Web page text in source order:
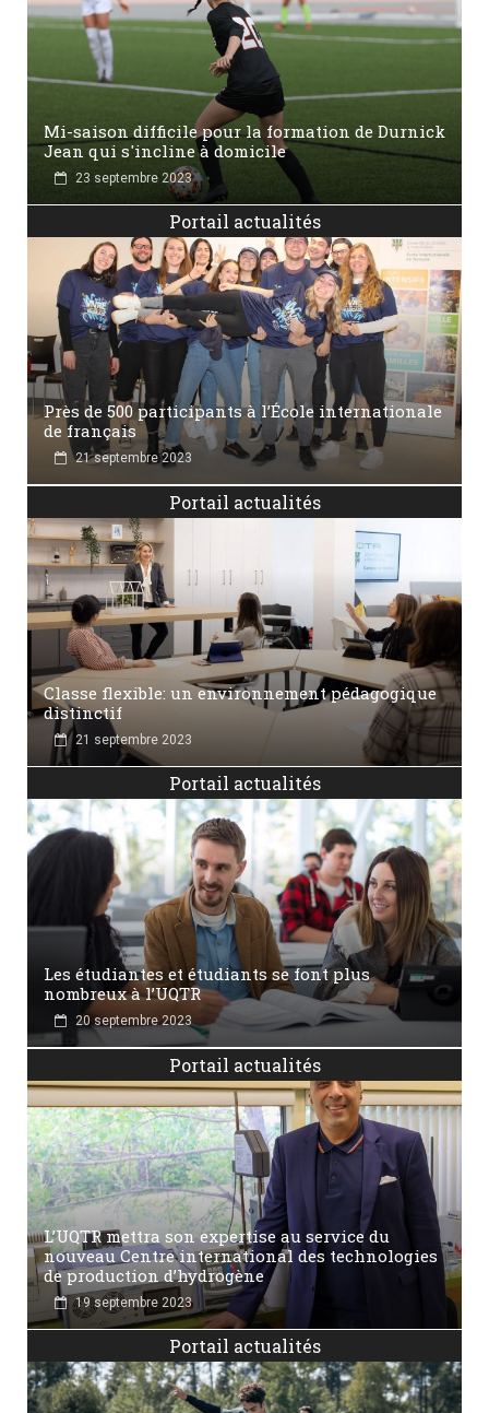
Mi-saison difficile pour la formation de Durnick
Jean qui s'incline à domicile
23 septembre 2023
Portail actualités
Près de 500 participants à l’École internationale
de français
21 septembre 2023
Portail actualités
Classe flexible: un environnement pédagogique
distinctif
21 septembre 2023
Portail actualités
Les étudiantes et étudiants se font plus
nombreux à l’UQTR
20 septembre 2023
Portail actualités
L’UQTR mettra son expertise au service du
nouveau Centre international des technologies
de production d’hydrogène
19 septembre 2023
Portail actualités